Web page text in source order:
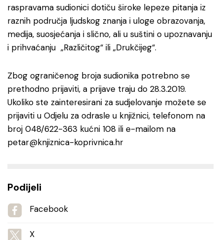
raspravama sudionici dotiču široke lepeze pitanja iz
raznih područja ljudskog znanja i uloge obrazovanja,
medija, suosjećanja i slično, ali u suštini o upoznavanju
i prihvaćanju „Različitog“ ili „Drukčijeg“.
Zbog ograničenog broja sudionika potrebno se
prethodno prijaviti, a prijave traju do 28.3.2019.
Ukoliko ste zainteresirani za sudjelovanje možete se
prijaviti u Odjelu za odrasle u knjižnici, telefonom na
broj 048/622-363 kućni 108 ili e-mailom na
petar@knjiznica-koprivnica.hr
Podijeli
Facebook
X